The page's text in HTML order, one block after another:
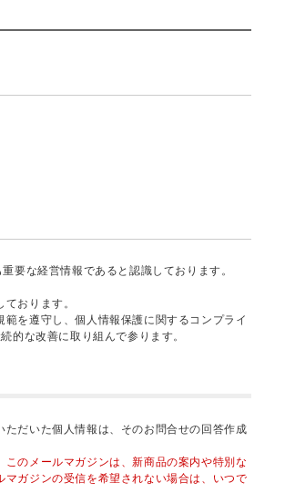
要な経営情報であると認識しております。
おります。
を遵守し、個人情報保護に関するコンプライ
的な改善に取り組んで参ります。
だいた個人情報は、そのお問合せの回答作成
のメールマガジンは、新商品の案内や特別な
ガジンの受信を希望されない場合は、いつで